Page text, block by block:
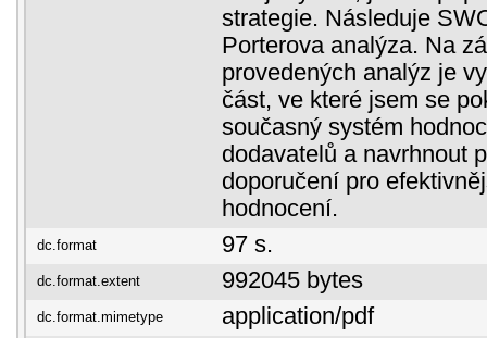
strategie. Následuje
Porterova analýza. Na
provedených analýz je
část, ve které jsem se
současný systém
dodavatelů a navrhnout
doporučení pro
hodnocení.
dc.format 97 s.
dc.format.extent 992045 bytes
dc.format.mimetype application/pdf